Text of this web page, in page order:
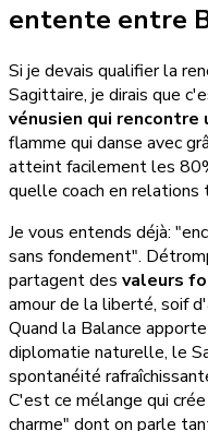
entente entre
Si je devais qualifier la
Sagittaire, je dirais que
vénusien qui rencontre
flamme qui danse avec
atteint facilement les
quelle coach en relations
Je vous entends déjà:
sans fondement".
partagent des valeurs
amour de la liberté, soif
Quand la Balance
diplomatie naturelle, le
spontanéité
C'est ce mélange qui
charme" dont on parle